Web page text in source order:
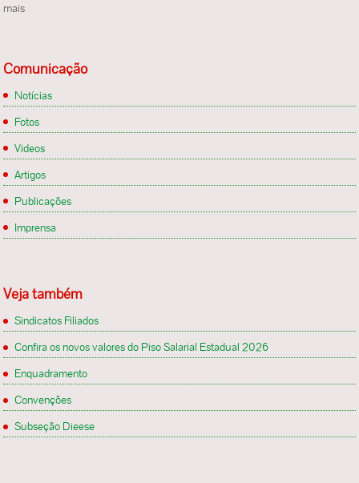
mais
Comunicação
Notícias
Fotos
Videos
Artigos
Publicações
Imprensa
Veja também
Sindicatos Filiados
Confira os novos valores do Piso Salarial Estadual 2026
Enquadramento
Convenções
Subseção Dieese